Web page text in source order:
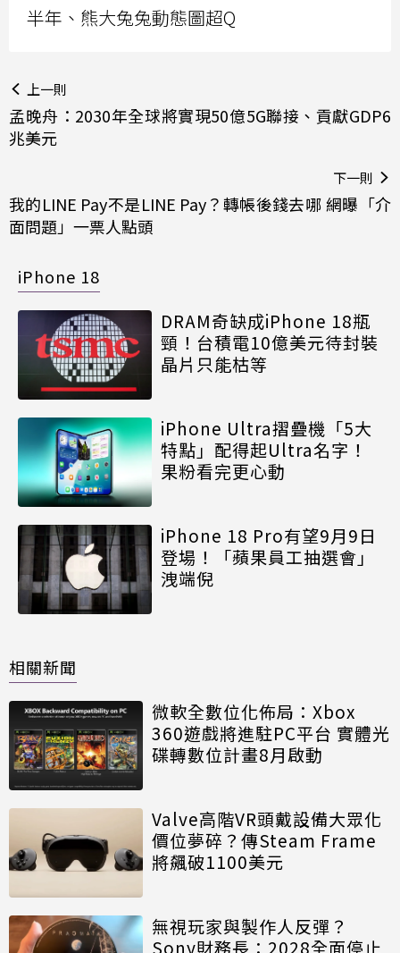
半年、熊大兔兔動態圖超Q
上一則
孟晚舟：2030年全球將實現50億5G聯接、貢獻GDP6
兆美元
下一則
我的LINE Pay不是LINE Pay？轉帳後錢去哪 網曝「介
面問題」一票人點頭
iPhone 18
DRAM奇缺成iPhone 18瓶
頸！台積電10億美元待封裝
晶片只能枯等
iPhone Ultra摺疊機「5大
特點」配得起Ultra名字！
果粉看完更心動
iPhone 18 Pro有望9月9日
登場！「蘋果員工抽選會」
洩端倪
相關新聞
微軟全數位化佈局：Xbox
360遊戲將進駐PC平台 實體光
碟轉數位計畫8月啟動
Valve高階VR頭戴設備大眾化
價位夢碎？傳Steam Frame
將飆破1100美元
無視玩家與製作人反彈？
Sony財務長：2028全面停止